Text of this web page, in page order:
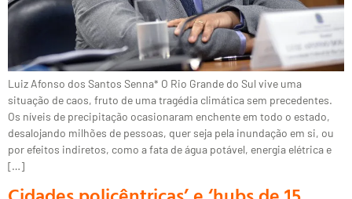
Luiz Afonso dos Santos Senna* O Rio Grande do Sul vive uma
situação de caos, fruto de uma tragédia climática sem precedentes.
Os níveis de precipitação ocasionaram enchente em todo o estado,
desalojando milhões de pessoas, quer seja pela inundação em si, ou
por efeitos indiretos, como a fata de água potável, energia elétrica e
[…]